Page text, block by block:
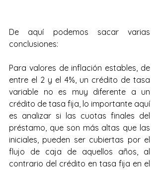
De aquí podemos sacar varias
conclusiones:
Para valores de inflación estables, de
entre el 2 y el 4%, un crédito de tasa
variable no es muy diferente a un
crédito de tasa fija, lo importante aquí
es analizar si las cuotas finales del
préstamo, que son más altas que las
iniciales, pueden ser cubiertas por el
flujo de caja de aquellos años, al
contrario del crédito en tasa fija en el